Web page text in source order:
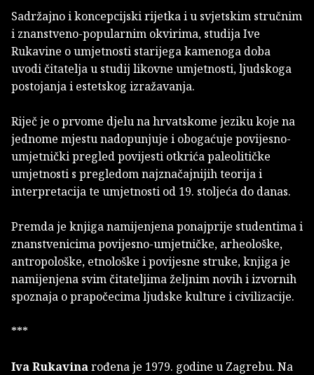
Sadržajno i koncepcijski rijetka i u svjetskim stručnim
i znanstveno-popularnim okvirima, studija Ive
Rukavine o umjetnosti starijega kamenoga doba
uvodi čitatelja u studij likovne umjetnosti, ljudskoga
postojanja i estetskog izražavanja.
Riječ je o prvome djelu na hrvatskome jeziku koje na
jednome mjestu nadopunjuje i obogaćuje povijesno-
umjetnički pregled povijesti otkrića paleolitičke
umjetnosti s pregledom najznačajnijih teorija i
interpretacija te umjetnosti od 19. stoljeća do danas.
Premda je knjiga namijenjena ponajprije studentima i
znanstvenicima povijesno-umjetničke, arheološke,
antropološke, etnološke i povijesne struke, knjiga je
namijenjena svim čitateljima željnim novih i izvornih
spoznaja o prapočecima ljudske kulture i civilizacije.
***
Iva Rukavinarođena je 1979. godine u Zagrebu. Na